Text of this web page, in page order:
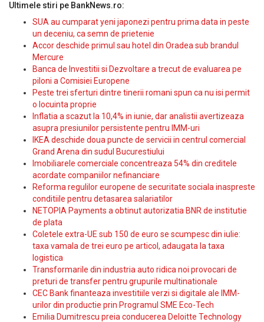
Ultimele stiri pe BankNews.ro:
SUA au cumparat yeni japonezi pentru prima data in peste
un deceniu, ca semn de prietenie
Accor deschide primul sau hotel din Oradea sub brandul
Mercure
Banca de Investitii si Dezvoltare a trecut de evaluarea pe
piloni a Comisiei Europene
Peste trei sferturi dintre tinerii romani spun ca nu isi permit
o locuinta proprie
Inflatia a scazut la 10,4% in iunie, dar analistii avertizeaza
asupra presiunilor persistente pentru IMM-uri
IKEA deschide doua puncte de servicii in centrul comercial
Grand Arena din sudul Bucurestiului
Imobiliarele comerciale concentreaza 54% din creditele
acordate companiilor nefinanciare
Reforma regulilor europene de securitate sociala inaspreste
conditiile pentru detasarea salariatilor
NETOPIA Payments a obtinut autorizatia BNR de institutie
de plata
Coletele extra-UE sub 150 de euro se scumpesc din iulie:
taxa vamala de trei euro pe articol, adaugata la taxa
logistica
Transformarile din industria auto ridica noi provocari de
preturi de transfer pentru grupurile multinationale
CEC Bank finanteaza investitiile verzi si digitale ale IMM-
urilor din productie prin Programul SME Eco-Tech
Emilia Dumitrescu preia conducerea Deloitte Technology